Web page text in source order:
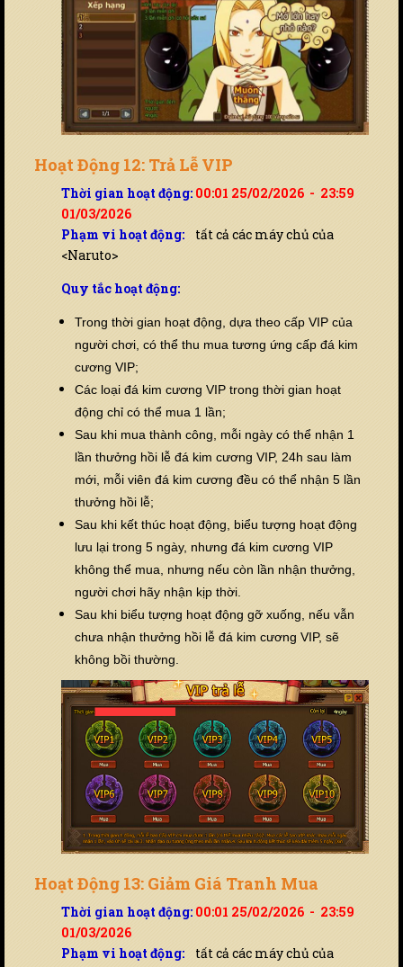
Hoạt Động 12: Trả Lễ VIP
Thời gian hoạt động: 00:01 25/02/2026 - 23:59
01/03/2026
Phạm vi hoạt động: tất cả các máy chủ của
<Naruto>
Quy tắc hoạt động:
Trong thời gian hoạt động, dựa theo cấp VIP của
người chơi, có thể thu mua tương ứng cấp đá kim
cương VIP;
Các loại đá kim cương VIP trong thời gian hoạt
động chỉ có thể mua 1 lần;
Sau khi mua thành công, mỗi ngày có thể nhận 1
lần thưởng hồi lễ đá kim cương VIP, 24h sau làm
mới, mỗi viên đá kim cương đều có thể nhận 5 lần
thưởng hồi lễ;
Sau khi kết thúc hoạt động, biểu tượng hoạt động
lưu lại trong 5 ngày, nhưng đá kim cương VIP
không thể mua, nhưng nếu còn lần nhận thưởng,
người chơi hãy nhận kịp thời.
Sau khi biểu tượng hoạt động gỡ xuống, nếu vẫn
chưa nhận thưởng hồi lễ đá kim cương VIP, sẽ
không bồi thường.
Hoạt Động 13: Giảm Giá Tranh Mua
Thời gian hoạt động: 00:01 25/02/2026 - 23:59
01/03/2026
Phạm vi hoạt động: tất cả các máy chủ của